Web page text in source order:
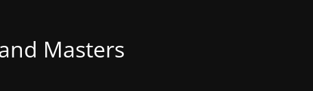
Masters